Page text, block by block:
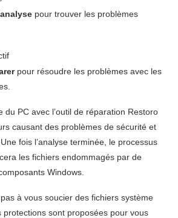
pour trouver les problèmes
pour résoudre les problèmes avec les
du PC avec l’outil de réparation Restoro
causant des problèmes de sécurité et
fois l’analyse terminée, le processus
les fichiers endommagés par de
Windows.
à vous soucier des fichiers système
protections sont proposées pour vous